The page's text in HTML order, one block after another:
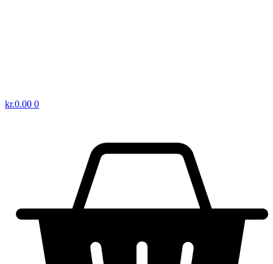
kr.0.00 0